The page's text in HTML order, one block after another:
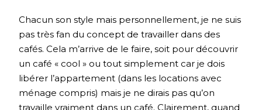
Chacun son style mais personnellement, je ne suis
pas très fan du concept de travailler dans des
cafés. Cela m’arrive de le faire, soit pour découvrir
un café « cool » ou tout simplement car je dois
libérer l’appartement (dans les locations avec
ménage compris) mais je ne dirais pas qu’on
travaille vraiment dans un café. Clairement, quand